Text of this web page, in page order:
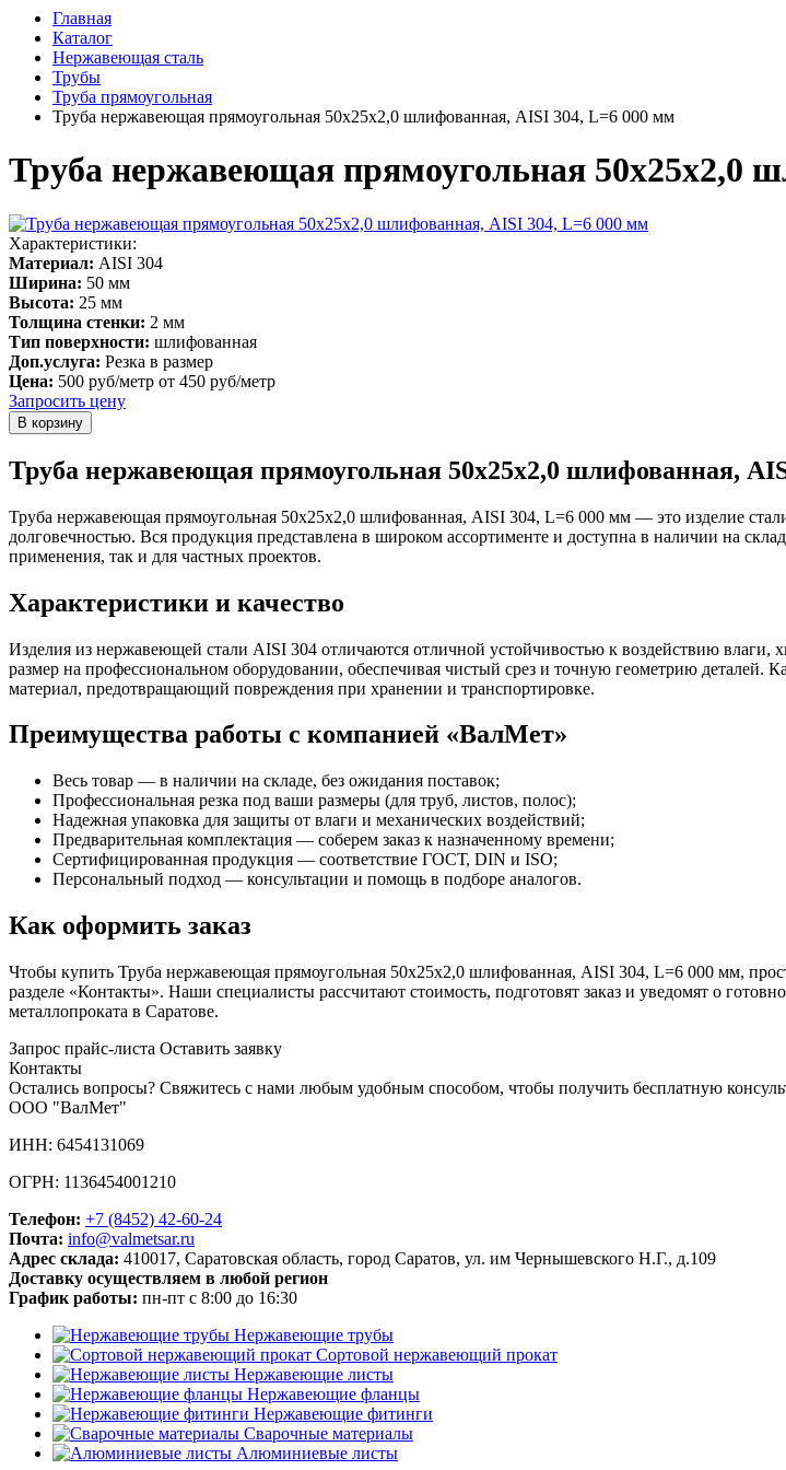
Главная
Каталог
Нержавеющая сталь
Трубы
Труба прямоугольная
Труба нержавеющая прямоугольная 50х25х2,0 шлифованная, AISI 304, L=6 000 мм
Труба нержавеющая прямоугольная 50х25х2,0
Характеристики:
Материал: AISI 304
Ширина: 50 мм
Высота: 25 мм
Толщина стенки: 2 мм
Тип поверхности: шлифованная
Доп.услуга: Резка в размер
Цена: 500 руб/метр от 450 руб/метр
Запросить цену
Труба нержавеющая прямоугольная 50х25х2,0 шлифованная,
Труба нержавеющая прямоугольная 50х25х2,0 шлифованная, AISI 304, L=6 000 мм — это изделие
долговечностью. Вся продукция представлена в широком ассортименте и доступна в наличии на
применения, так и для частных проектов.
Характеристики и качество
Изделия из нержавеющей стали AISI 304 отличаются отличной устойчивостью к воздействию
размер на профессиональном оборудовании, обеспечивая чистый срез и точную геометрию деталей.
материал, предотвращающий повреждения при хранении и транспортировке.
Преимущества работы с компанией «ВалМет»
Весь товар — в наличии на складе, без ожидания поставок;
Профессиональная резка под ваши размеры (для труб, листов, полос);
Надежная упаковка для защиты от влаги и механических воздействий;
Предварительная комплектация — соберем заказ к назначенному времени;
Сертифицированная продукция — соответствие ГОСТ, DIN и ISO;
Персональный подход — консультации и помощь в подборе аналогов.
Как оформить заказ
Чтобы купить Труба нержавеющая прямоугольная 50х25х2,0 шлифованная, AISI 304, L=6 000 мм,
разделе «Контакты». Наши специалисты рассчитают стоимость, подготовят заказ и уведомят о
металлопроката в Саратове.
Запрос прайс-листа Оставить заявку
Контакты
Остались вопросы? Свяжитесь с нами любым удобным способом, чтобы получить бесплатную
ООО "ВалМет"
ИНН: 6454131069
ОГРН: 1136454001210
Телефон: +7 (8452) 42-60-24
Почта: info@valmetsar.ru
Адрес склада: 410017, Саратовская область, город Саратов, ул. им Чернышевского Н.Г., д.109
Доставку осуществляем в любой регион
График работы: пн-пт с 8:00 до 16:30
Нержавеющие трубы
Сортовой нержавеющий прокат
Нержавеющие листы
Нержавеющие фланцы
Нержавеющие фитинги
Сварочные материалы
Алюминиевые листы